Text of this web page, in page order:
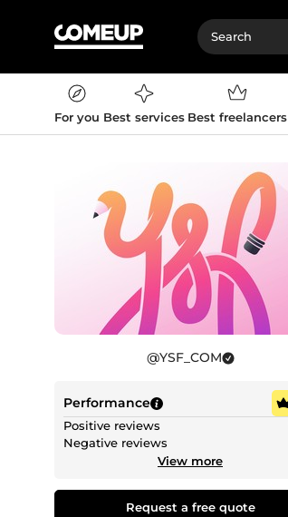
For you Best services Best freelancers
@YSF_COM
Performance
Positive reviews
Negative reviews
View more
Request a free quote